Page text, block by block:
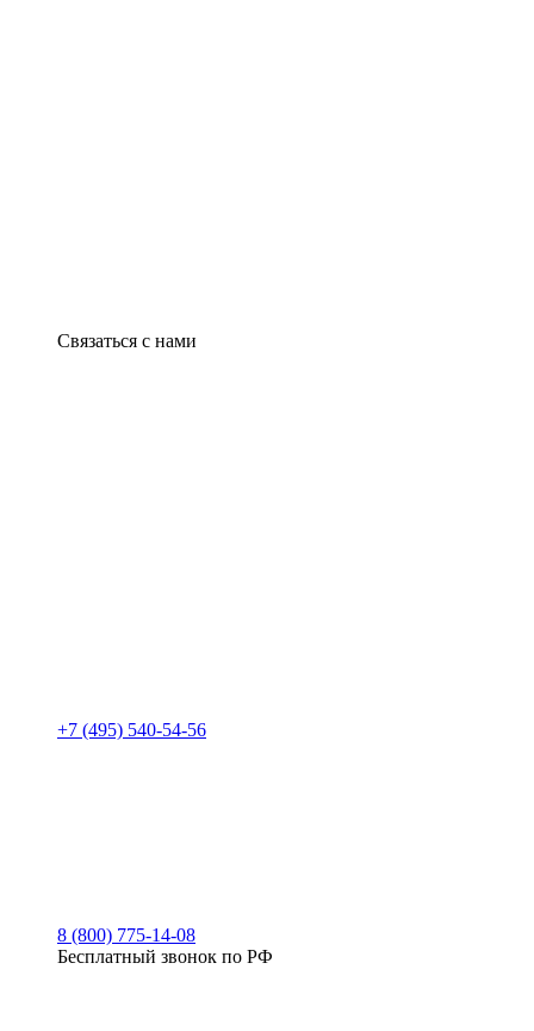
Связаться с нами
+7 (495) 540-54-56
8 (800) 775-14-08
Бесплатный звонок по РФ